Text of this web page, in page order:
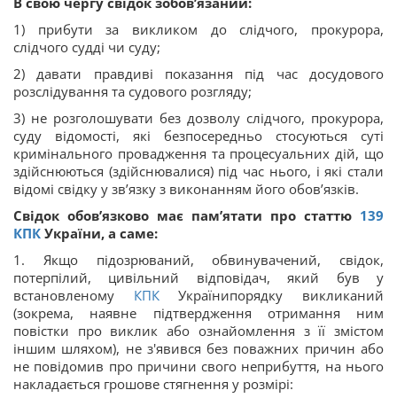
1) прибути за викликом до слідчого, прокурора,
слідчого судді чи суду;
2) давати правдиві показання під час досудового
розслідування та судового розгляду;
3) не розголошувати без дозволу слідчого, прокурора,
суду відомості, які безпосередньо стосуються суті
кримінального провадження та процесуальних дій, що
здійснюються (здійснювалися) під час нього, і які стали
відомі свідку у зв’язку з виконанням його обов’язків.
Свідок обов’язково має пам’ятати про статтю 139
КПК України, а саме:
1. Якщо підозрюваний, обвинувачений, свідок,
потерпілий, цивільний відповідач, який був у
встановленому КПКУкраїнипорядку викликаний
(зокрема, наявне підтвердження отримання ним
повістки про виклик або ознайомлення з її змістом
іншим шляхом), не з'явився без поважних причин або
не повідомив про причини свого неприбуття, на нього
накладається грошове стягнення у розмірі: